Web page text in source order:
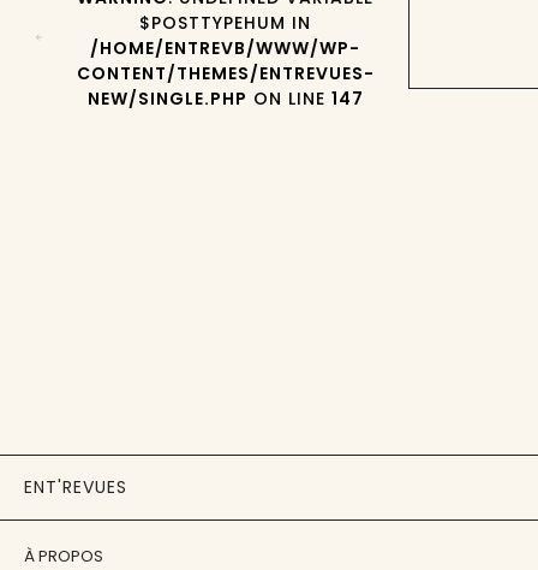
$POSTTYPEHUM IN
/HOME/ENTREVB/WWW/WP-
CONTENT/THEMES/ENTREVUES-
NEW/SINGLE.PHP ON LINE 147
ENT'REVUES
À PROPOS